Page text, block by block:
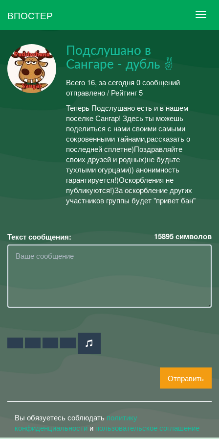
ВПОСТЕР
Подслушано в
Сангаре - дубль ✌
Всего 16, за сегодня 0 сообщений
отправлено / Рейтинг 5
Теперь Подслушано есть и в нашем
поселке Сангар! Здесь ты можешь
поделиться с нами своими самыми
сокровенными тайнами,рассказать о
последней сплетне)Поздравляйте
своих друзей и родных)не будьте
тухлыми огурцами)) анонимность
гарантируется!)Оскорбления не
публикуются!)За оскорбление других
участников группы будет "привет бан"
Текст сообщения: 15895символов
Отправить
Вы обязуетесь соблюдать политику
конфиденциальности и пользовательское соглашение